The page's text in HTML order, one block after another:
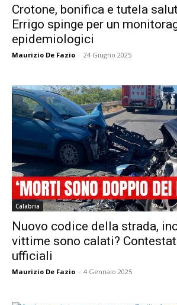
Crotone, bonifica e tutela
Errigo spinge per un
epidemiologici
Maurizio De Fazio - 24 Giugno 2025
Calabria
Nuovo codice della strada,
vittime sono calati?
ufficiali
Maurizio De Fazio - 4 Gennaio 2025